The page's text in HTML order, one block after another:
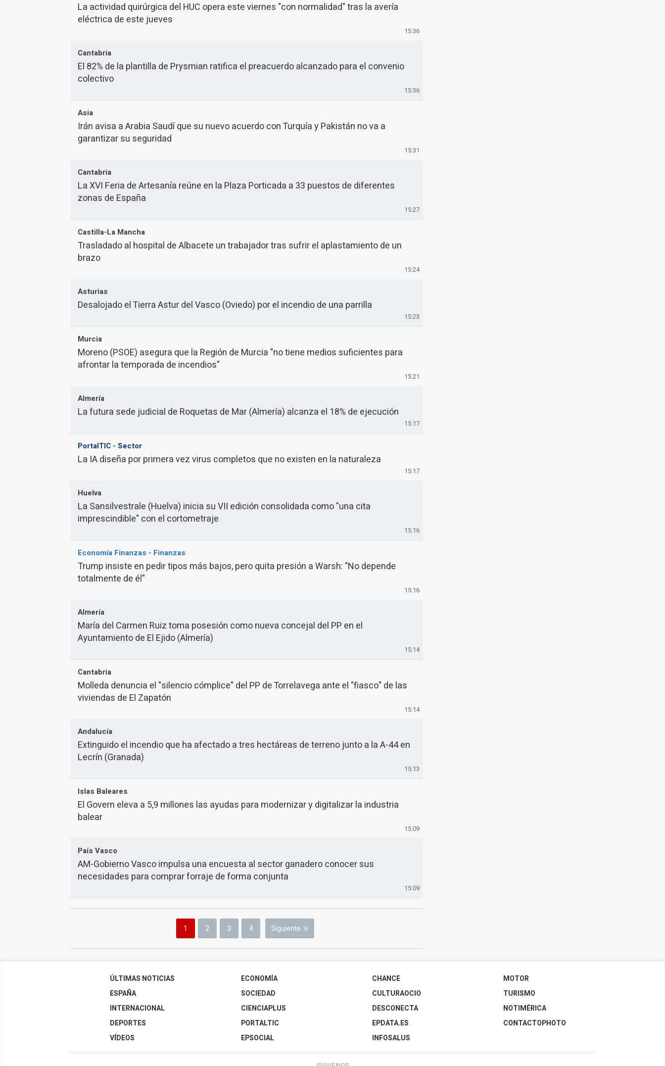
La actividad quirúrgica del HUC opera este viernes "con normalidad" tras la avería
eléctrica de este jueves
15:36
Cantabria
El 82% de la plantilla de Prysmian ratifica el preacuerdo alcanzado para el convenio
colectivo
15:36
Asia
Irán avisa a Arabia Saudí que su nuevo acuerdo con Turquía y Pakistán no va a
garantizar su seguridad
15:31
Cantabria
La XVI Feria de Artesanía reúne en la Plaza Porticada a 33 puestos de diferentes
zonas de España
15:27
Castilla-La Mancha
Trasladado al hospital de Albacete un trabajador tras sufrir el aplastamiento de un
brazo
15:24
Asturias
Desalojado el Tierra Astur del Vasco (Oviedo) por el incendio de una parrilla
15:23
Murcia
Moreno (PSOE) asegura que la Región de Murcia "no tiene medios suficientes para
afrontar la temporada de incendios"
15:21
Almería
La futura sede judicial de Roquetas de Mar (Almería) alcanza el 18% de ejecución
15:17
PortalTIC - Sector
La IA diseña por primera vez virus completos que no existen en la naturaleza
15:17
Huelva
La Sansilvestrale (Huelva) inicia su VII edición consolidada como "una cita
imprescindible" con el cortometraje
15:16
Economía Finanzas - Finanzas
Trump insiste en pedir tipos más bajos, pero quita presión a Warsh: "No depende
totalmente de él"
15:16
Almería
María del Carmen Ruiz toma posesión como nueva concejal del PP en el
Ayuntamiento de El Ejido (Almería)
15:14
Cantabria
Molleda denuncia el "silencio cómplice" del PP de Torrelavega ante el "fiasco" de las
viviendas de El Zapatón
15:14
Andalucía
Extinguido el incendio que ha afectado a tres hectáreas de terreno junto a la A-44 en
Lecrín (Granada)
15:13
Islas Baleares
El Govern eleva a 5,9 millones las ayudas para modernizar y digitalizar la industria
balear
15:09
País Vasco
AM-Gobierno Vasco impulsa una encuesta al sector ganadero conocer sus
necesidades para comprar forraje de forma conjunta
15:09
1 2 3 4 Siguiente
ÚLTIMAS NOTICIAS
ESPAÑA
INTERNACIONAL
DEPORTES
VÍDEOS
ECONOMÍA
SOCIEDAD
CIENCIAPLUS
PORTALTIC
EPSOCIAL
CHANCE
CULTURAOCIO
DESCONECTA
EPDATA.ES
INFOSALUS
MOTOR
TURISMO
NOTIMÉRICA
CONTACTOPHOTO